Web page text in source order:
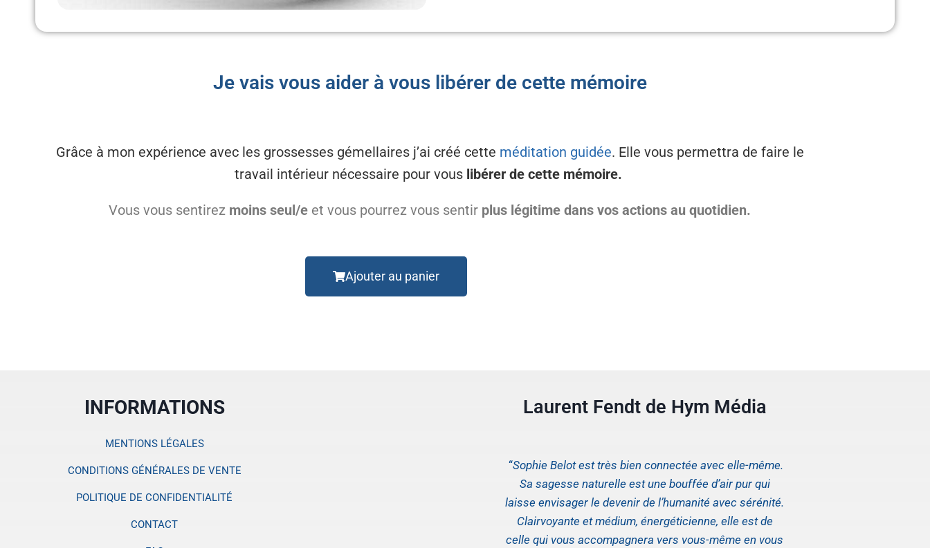
Je vais vous aider à vous libérer de cette mémoire
Grâce à mon expérience avec les grossesses gémellaires j’ai créé cette méditation guidée. Elle vous permettra de faire le
travail intérieur nécessaire pour vouslibérer de cette mémoire.
Vous vous sentirez moins seul/e et vous pourrez vous sentir plus légitime dans vos actions au quotidien.
Ajouter au panier
INFORMATIONS
MENTIONS LÉGALES
CONDITIONS GÉNÉRALES DE VENTE
POLITIQUE DE CONFIDENTIALITÉ
CONTACT
Laurent Fendt de Hym Média
“Sophie Belot est très bien connectée avec elle-même.
Sa sagesse naturelle est une bouffée d’air pur qui
laisse envisager le devenir de l’humanité avec sérénité.
Clairvoyante et médium, énergéticienne, elle est de
celle qui vous accompagnera vers vous-même en vous